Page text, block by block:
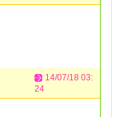
14/07/18 03:
24